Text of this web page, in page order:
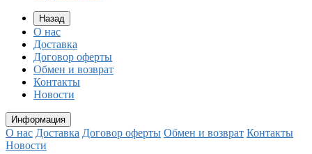
Назад
О нас
Доставка
Договор оферты
Обмен и возврат
Контакты
Новости
Информация
О нас Доставка Договор оферты Обмен и возврат Контакты
Новости